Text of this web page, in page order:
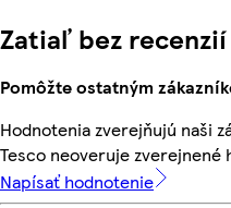
Zatiaľ bez recenzií
Pomôžte ostatným
Hodnotenia zverejňujú naši
Tesco neoveruje zverejnené
Napísať hodnotenie